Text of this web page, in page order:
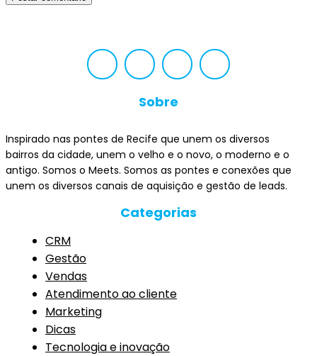
Sobre
Inspirado nas pontes de Recife que unem os diversos
bairros da cidade, unem o velho e o novo, o moderno e o
antigo. Somos o Meets. Somos as pontes e conexões que
unem os diversos canais de aquisição e gestão de leads.
Categorias
CRM
Gestão
Vendas
Atendimento ao cliente
Marketing
Dicas
Tecnologia e inovação